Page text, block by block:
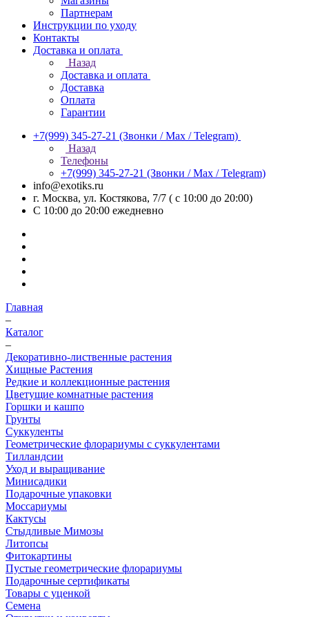
Партнерам
Инструкции по уходу
Контакты
Доставка и оплата
Назад
Доставка и оплата
Доставка
Оплата
Гарантии
+7(999) 345-27-21 (Звонки / Max / Telegram)
Назад
Телефоны
+7(999) 345-27-21 (Звонки / Max / Telegram)
info@exotiks.ru
г. Москва, ул. Костякова, 7/7 ( с 10:00 до 20:00)
С 10:00 до 20:00 ежедневно
Главная
–
Каталог
–
Декоративно-лиственные растения
Хищные Растения
Редкие и коллекционные растения
Цветущие комнатные растения
Горшки и кашпо
Грунты
Суккуленты
Геометрические флорариумы с суккулентами
Тилландсии
Уход и выращивание
Минисадики
Подарочные упаковки
Моссариумы
Кактусы
Стыдливые Мимозы
Литопсы
Фитокартины
Пустые геометрические флорариумы
Подарочные сертификаты
Товары с уценкой
Семена